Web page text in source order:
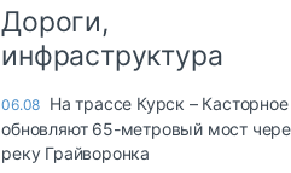
Дороги,
инфраструктура
06.08 На трассе Курск – Касторное
обновляют 65-метровый мост
реку Грайворонка